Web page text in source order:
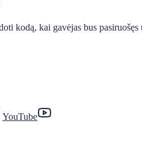
kodą, kai gavėjas bus pasiruošęs
YouTube